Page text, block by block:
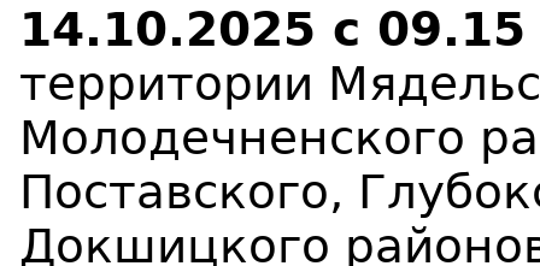
14.10.2025 c
территории
Молодечненского
Поставского,
Докшицкого